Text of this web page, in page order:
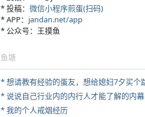
* 投稿： 微信小程序煎蛋(扫码)
* APP： jandan.net/app
* 公众号：王摸鱼
鱼塘
* 说说自己行业内的内行人才能了解的内幕
* 我的个人戒烟经历